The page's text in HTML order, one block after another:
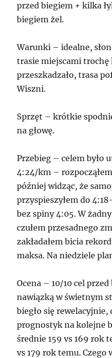
przed biegiem + kilka
biegiem żel.
Warunki – idealne,
trasie miejscami trochę
przeszkadzało, trasa
Wiszni.
Sprzęt – krótkie
na głowę.
Przebieg – celem było
4:24/km –
później widząc, że
przyspieszyłem do
bez spiny 4:05. W
czułem przesadnego
zakładałem bicia
maksa. Na niedziele
Ocena – 10/10 cel
nawiązką w świetnym
biegło się rewelacyjnie,
prognostyk na kolejne
średnie 159 vs 169 rok
vs 179 rok temu. Czego